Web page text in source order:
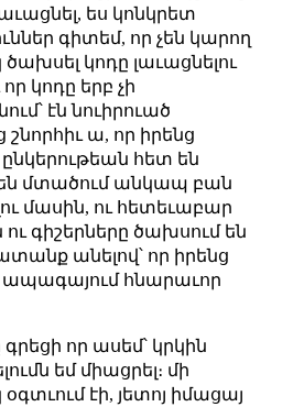
ես կոնկրետ
գիտեմ, որ չեն կարող
կոդը լաւացնելու
կոդը երբ չի
էն նուիրուած
ա, որ իրենց
հետ են
մտածում անկապ բան
մասին, ու հետեւաբար
ու գիշերները ծախսում են
անելով՝ որ իրենց
ապագայում հնարաւոր
որ ասեմ՝ կրկին
եմ միացրել։ մի
էի, յետոյ իմացայ